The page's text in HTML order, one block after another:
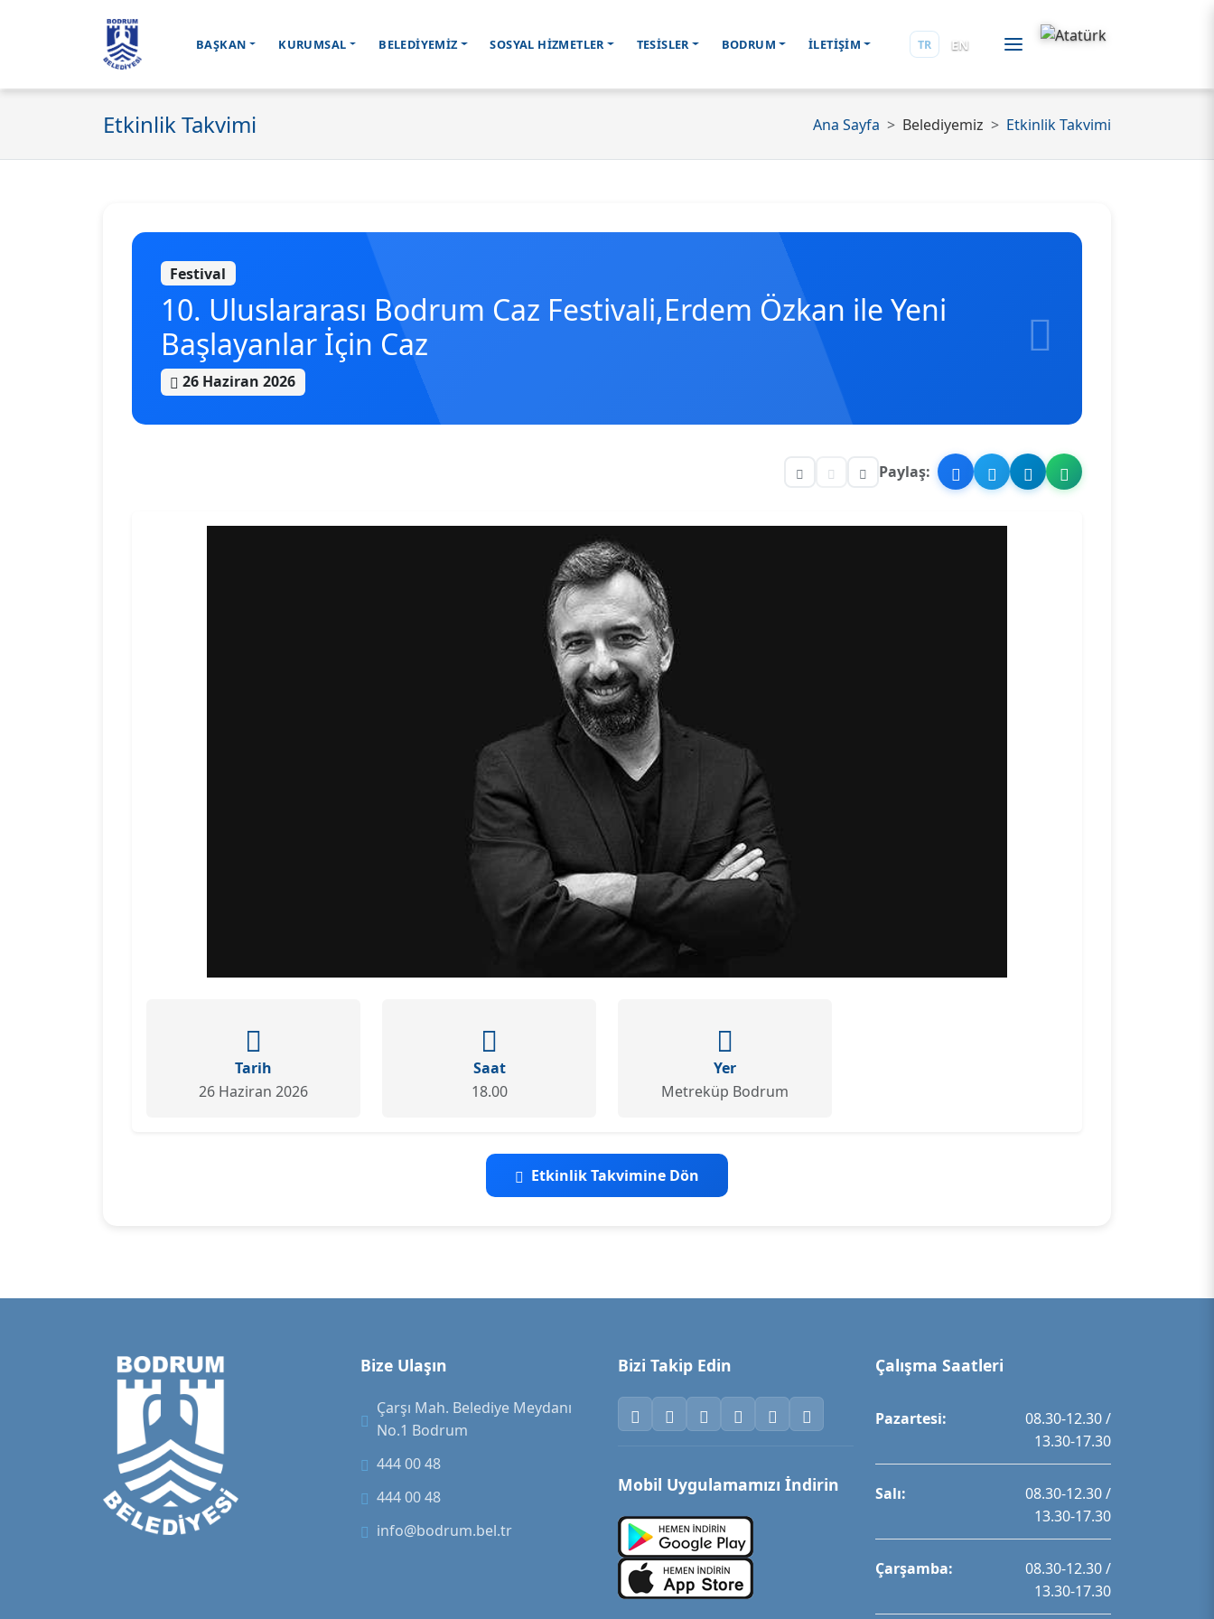
BAŞKAN KURUMSAL BELEDİYEMİZ SOSYAL HİZMETLER TESİSLER BODRUM İLETİŞİM TR EN
Etkinlik Takvimi Ana Sayfa Belediyemiz Etkinlik Takvimi
Festival
10. Uluslararası Bodrum Caz Festivali,Erdem Özkan ile Yeni
Başlayanlar İçin Caz
26 Haziran 2026
Paylaş:
Tarih
26 Haziran 2026
Saat
18.00
Yer
Metreküp Bodrum
Etkinlik Takvimine Dön
Bize Ulaşın
Çarşı Mah. Belediye Meydanı
No.1 Bodrum
444 00 48
444 00 48
info@bodrum.bel.tr
Bizi Takip Edin
Mobil Uygulamamızı İndirin
Çalışma Saatleri
Pazartesi:
08.30-12.30 /
13.30-17.30
Salı:
08.30-12.30 /
13.30-17.30
Çarşamba:
08.30-12.30 /
13.30-17.30